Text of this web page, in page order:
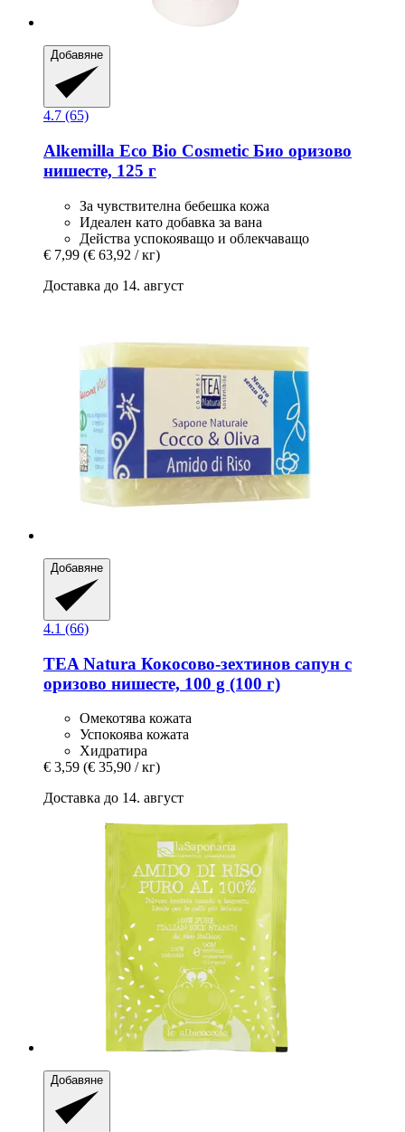
Добавяне
4.7 (65)
Alkemilla Eco Bio Cosmetic Био оризово
нишесте, 125 г
За чувствителна бебешка кожа
Идеален като добавка за вана
Действа успокояващо и облекчаващо
€ 7,99 (€ 63,92 / кг)
Доставка до 14. август
Добавяне
4.1 (66)
TEA Natura Кокосово-​зехтинов сапун с
оризово нишесте, 100 g (100 г)
Омекотява кожата
Успокоява кожата
Хидратира
€ 3,59 (€ 35,90 / кг)
Доставка до 14. август
Добавяне